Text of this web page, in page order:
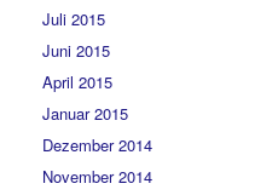
Juli 2015
Juni 2015
April 2015
Januar 2015
Dezember 2014
November 2014